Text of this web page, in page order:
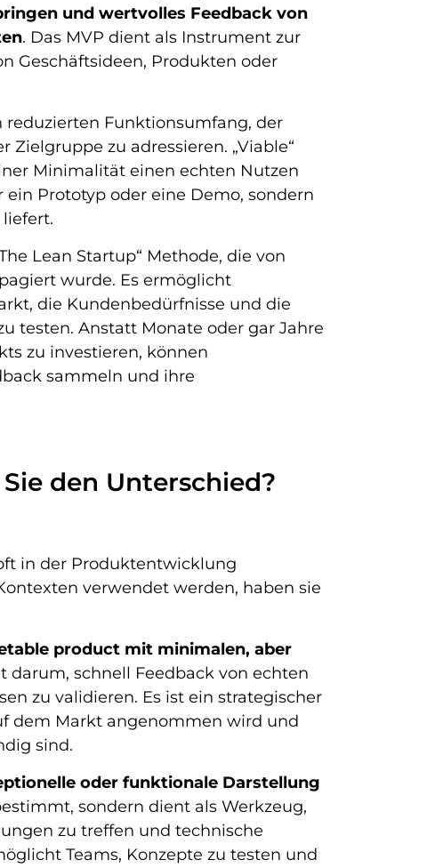
und wertvolles Feedback von
. Das MVP dient als Instrument zur
Geschäftsideen, Produkten oder
reduzierten Funktionsumfang, der
zu adressieren. „Viable“
Minimalität einen echten Nutzen
Prototyp oder eine Demo, sondern
Lean Startup“ Methode, die von
wurde. Es ermöglicht
die Kundenbedürfnisse und die
testen. Anstatt Monate oder gar Jahre
zu investieren, können
sammeln und ihre
den Unterschied?
in der Produktentwicklung
verwendet werden, haben sie
product mit minimalen, aber
darum, schnell Feedback von echten
zu validieren. Es ist ein strategischer
dem Markt angenommen wird und
sind.
oder funktionale Darstellung
sondern dient als Werkzeug,
zu treffen und technische
Teams, Konzepte zu testen und